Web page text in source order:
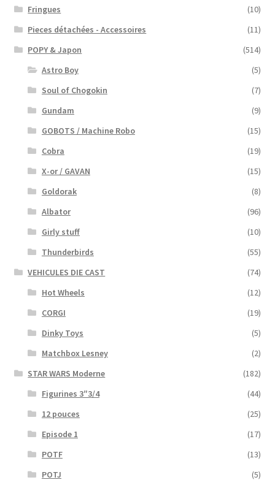
Fringues
(10)
Pieces détachées - Accessoires
(11)
POPY & Japon
(514)
Astro Boy
(5)
Soul of Chogokin
(7)
Gundam
(9)
GOBOTS / Machine Robo
(15)
Cobra
(19)
X-or / GAVAN
(15)
Goldorak
(8)
Albator
(96)
Girly stuff
(10)
Thunderbirds
(55)
VEHICULES DIE CAST
(74)
Hot Wheels
(12)
CORGI
(19)
Dinky Toys
(5)
Matchbox Lesney
(2)
STAR WARS Moderne
(182)
Figurines 3″3/4
(44)
12 pouces
(25)
Episode 1
(17)
POTF
(13)
POTJ
(5)